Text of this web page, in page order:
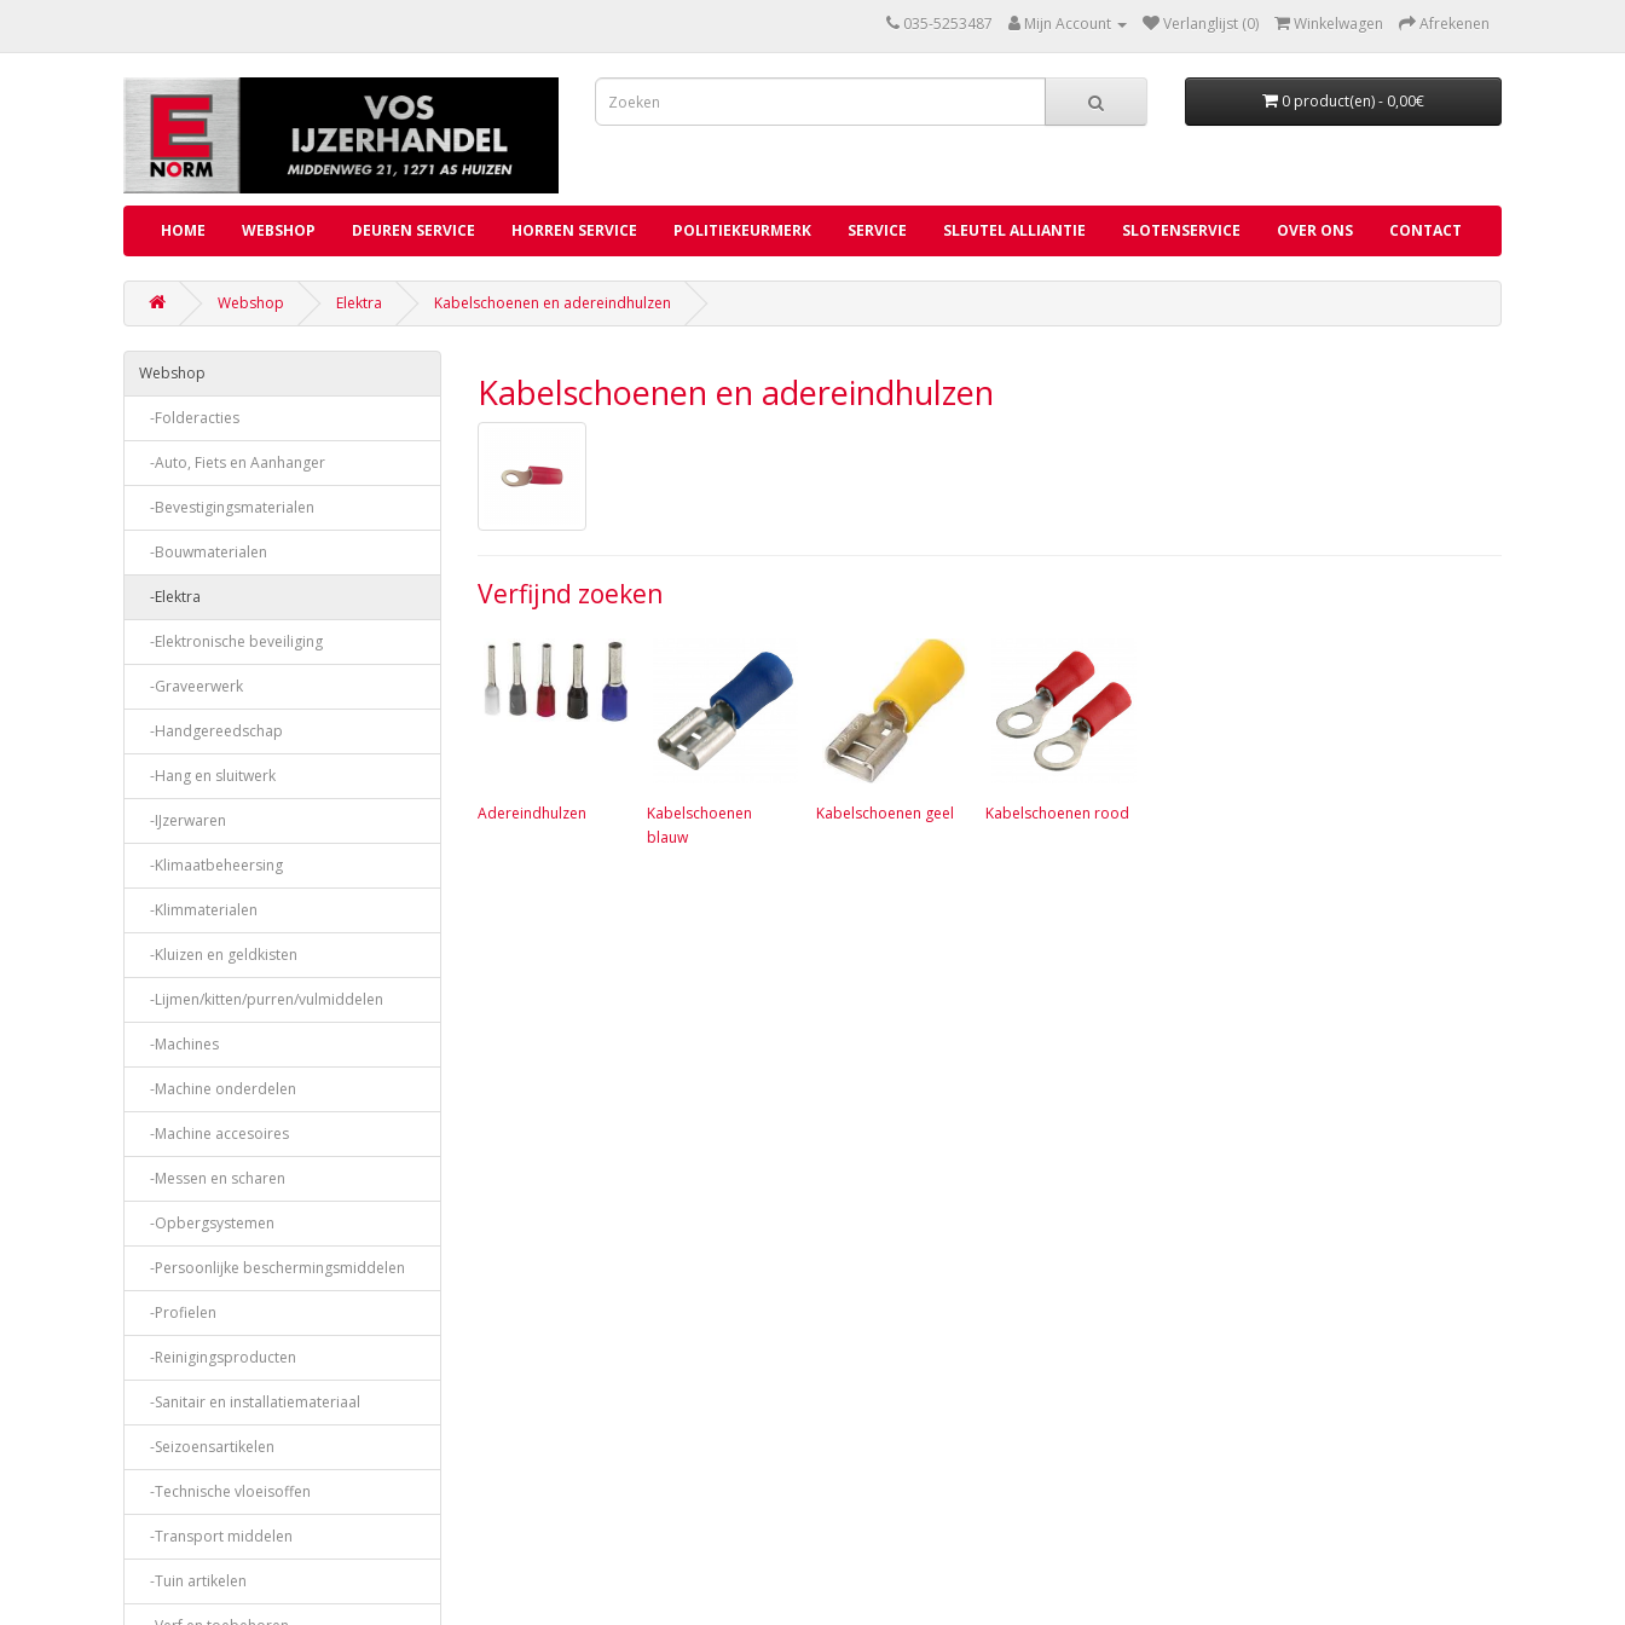
035-5253487 Mijn Account Verlanglijst (0) Winkelwagen Afrekenen
0 product(en) - 0,00€
HOME WEBSHOP DEUREN SERVICE HORREN SERVICE POLITIEKEURMERK SERVICE SLEUTEL ALLIANTIE SLOTENSERVICE OVER ONS CONTACT
Webshop Elektra Kabelschoenen en adereindhulzen
Webshop
-Folderacties
-Auto, Fiets en Aanhanger
-Bevestigingsmaterialen
-Bouwmaterialen
-Elektra
-Elektronische beveiliging
-Graveerwerk
-Handgereedschap
-Hang en sluitwerk
-IJzerwaren
-Klimaatbeheersing
-Klimmaterialen
-Kluizen en geldkisten
-Lijmen/kitten/purren/vulmiddelen
-Machines
-Machine onderdelen
-Machine accesoires
-Messen en scharen
-Opbergsystemen
-Persoonlijke beschermingsmiddelen
-Profielen
-Reinigingsproducten
-Sanitair en installatiemateriaal
-Seizoensartikelen
-Technische vloeisoffen
-Transport middelen
-Tuin artikelen
Kabelschoenen en adereindhulzen
Verfijnd zoeken
Adereindhulzen
Kabelschoenen
blauw
Kabelschoenen geel Kabelschoenen rood